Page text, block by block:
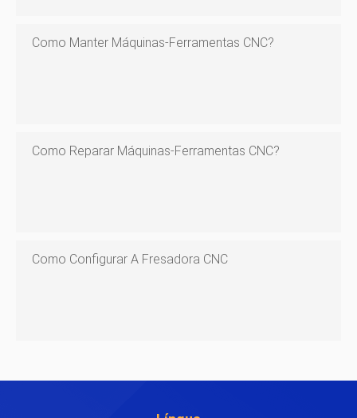
Como Manter Máquinas-Ferramentas CNC?
Como Reparar Máquinas-Ferramentas CNC?
Como Configurar A Fresadora CNC